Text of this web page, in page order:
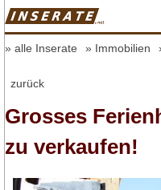
alle Inserate Immobilien
zurück
Grosses
zu verkaufen!